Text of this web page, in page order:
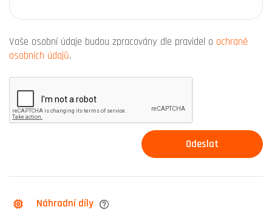
Vaše osobní údaje budou zpracovány dle pravidel o ochraně
osobních údajů.
Náhradní díly